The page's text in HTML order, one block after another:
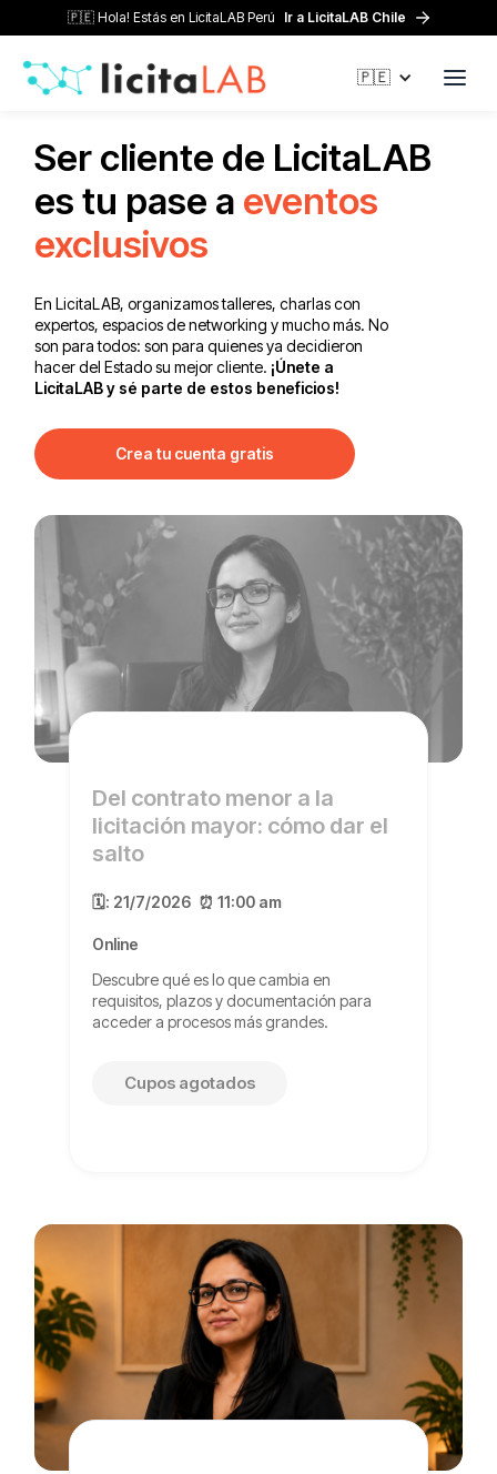
🇵🇪 Hola! Estás en LicitaLAB Perú Ir a LicitaLAB Chile
🇵🇪
Ser cliente de LicitaLAB
es tu pase a eventos
exclusivos
En LicitaLAB, organizamos talleres, charlas con
expertos, espacios de networking y mucho más. No
son para todos: son para quienes ya decidieron
hacer del Estado su mejor cliente. ¡Únete a
LicitaLAB y sé parte de estos beneficios!
Crea tu cuenta gratis
Del contrato menor a la
licitación mayor: cómo dar el
salto
🗓️: 21/7/2026 ⏰ 11:00 am
Online
Descubre qué es lo que cambia en
requisitos, plazos y documentación para
acceder a procesos más grandes.
Cupos agotados